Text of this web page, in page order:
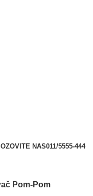
NAS011/5555-444
Pom-Pom